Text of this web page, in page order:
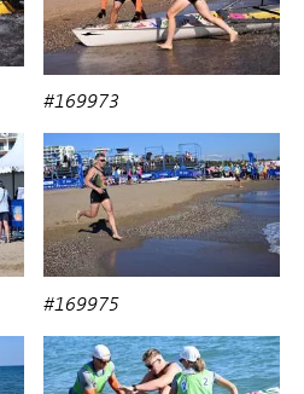
#169973
#169975